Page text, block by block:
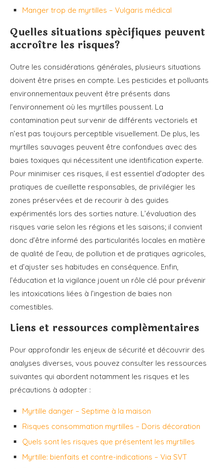
Manger trop de myrtilles – Vulgaris médical
Quelles situations spécifiques peuvent
accroître les risques?
Outre les considérations générales, plusieurs situations
doivent être prises en compte. Les pesticides et polluants
environnementaux peuvent être présents dans
l’environnement où les myrtilles poussent. La
contamination peut survenir de différents vectoriels et
n’est pas toujours perceptible visuellement. De plus, les
myrtilles sauvages peuvent être confondues avec des
baies toxiques qui nécessitent une identification experte.
Pour minimiser ces risques, il est essentiel d’adopter des
pratiques de cueillette responsables, de privilégier les
zones préservées et de recourir à des guides
expérimentés lors des sorties nature. L’évaluation des
risques varie selon les régions et les saisons; il convient
donc d’être informé des particularités locales en matière
de qualité de l’eau, de pollution et de pratiques agricoles,
et d’ajuster ses habitudes en conséquence. Enfin,
l’éducation et la vigilance jouent un rôle clé pour prévenir
les intoxications liées à l’ingestion de baies non
comestibles.
Liens et ressources complémentaires
Pour approfondir les enjeux de sécurité et découvrir des
analyses diverses, vous pouvez consulter les ressources
suivantes qui abordent notamment les risques et les
précautions à adopter :
Myrtille danger – Septime à la maison
Risques consommation myrtilles – Doris décoration
Quels sont les risques que présentent les myrtilles
Myrtille: bienfaits et contre-indications – Via SVT